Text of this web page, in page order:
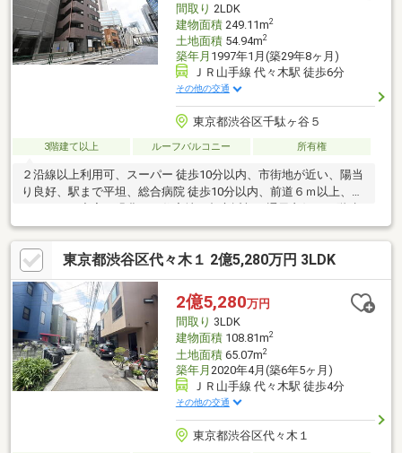
間取り 2LDK
建物面積249.11m2
土地面積54.94m2
築年月 1997年1月(築29年8ヶ月)
ＪＲ山手線 代々木駅 徒歩6分
その他の交通
東京都渋谷区千駄ヶ谷５
3階建て以上 ルーフバルコニー 所有権
２沿線以上利用可、スーパー 徒歩10分以内、市街地が近い、陽当
り良好、駅まで平坦、総合病院 徒歩10分以内、前道６ｍ以上、セ
以上、小学校 徒歩10分以内、平坦地、２世帯住宅
東京都渋谷区代々木１ 2億5,280万円 3LDK
2億5,280万円
間取り 3LDK
建物面積108.81m2
土地面積65.07m2
築年月 2020年4月(築6年5ヶ月)
ＪＲ山手線 代々木駅 徒歩4分
その他の交通
東京都渋谷区代々木１